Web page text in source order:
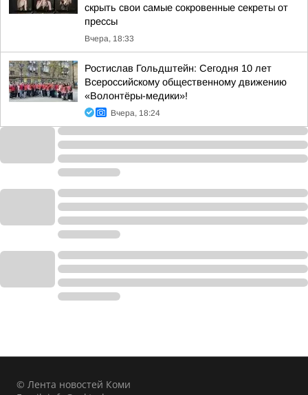
скрыть свои самые сокровенные секреты от
прессы
Вчера, 18:33
Ростислав Гольдштейн: Сегодня 10 лет
Всероссийскому общественному движению
«Волонтёры-медики»!
Вчера, 18:24
© Лента новостей Коми